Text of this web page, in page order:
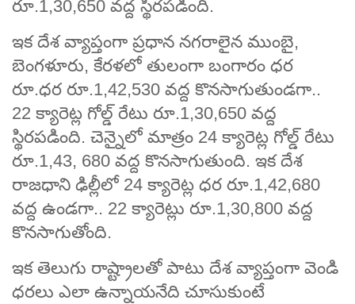
రూ.1,30,650 వద్ద స్థిరపడింది.
ఇక దేశ వ్యాప్తంగా ప్రధాన నగరాలైన ముంబై,
బెంగళూరు, కేరళలో తులంగా బంగారం ధర
రూ.ధర రూ.1,42,530 వద్ద కొనసాగుతుండగా..
22 క్యారెట్ల గోల్డ్ రేటు రూ.1,30,650 వద్ద
స్థిరపడింది. చెన్నైలో మాత్రం 24 క్యారెట్ల గోల్డ్ రేటు
రూ.1,43, 680 వద్ద కొనసాగుతుంది. ఇక దేశ
రాజధాని ఢిల్లీలో 24 క్యారెట్ల ధర రూ.1,42,680
వద్ద ఉండగా.. 22 క్యారెట్లు రూ.1,30,800 వద్ద
కొనసాగుతోంది.
ఇక తెలుగు రాష్ట్రాలతో పాటు దేశ వ్యాప్తంగా వెండి
ధరలు ఎలా ఉన్నాయనేది చూసుకుంటే